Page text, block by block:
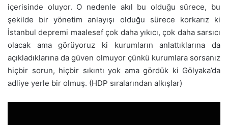
içerisinde oluyor. O nedenle akıl bu olduğu sürece, bu
şekilde bir yönetim anlayışı olduğu sürece korkarız ki
İstanbul depremi maalesef çok daha yıkıcı, çok daha sarsıcı
olacak ama görüyoruz ki kurumların anlattıklarına da
açıkladıklarına da güven olmuyor çünkü kurumlara sorsanız
hiçbir sorun, hiçbir sıkıntı yok ama gördük ki Gölyaka’da
adliye yerle bir olmuş. (HDP sıralarından alkışlar)